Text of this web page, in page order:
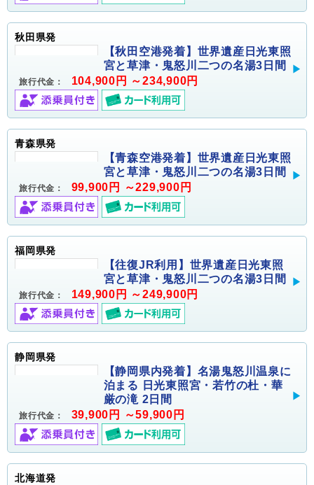
秋田県発
【秋田空港発着】世界遺産日光東照
宮と草津・鬼怒川二つの名湯3日間
旅行代金： 104,900円 ～234,900円
青森県発
【青森空港発着】世界遺産日光東照
宮と草津・鬼怒川二つの名湯3日間
旅行代金： 99,900円 ～229,900円
福岡県発
【往復JR利用】世界遺産日光東照
宮と草津・鬼怒川二つの名湯3日間
旅行代金： 149,900円 ～249,900円
静岡県発
【静岡県内発着】名湯鬼怒川温泉に
泊まる 日光東照宮・若竹の杜・華
厳の滝 2日間
旅行代金： 39,900円 ～59,900円
北海道発